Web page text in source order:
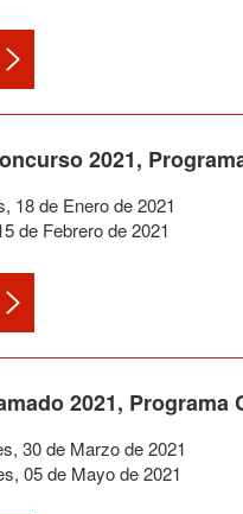
2021,
, 18de Enerode2021
de Febrerode2021
2021,
, 30de Marzode2021
, 05de Mayode2021